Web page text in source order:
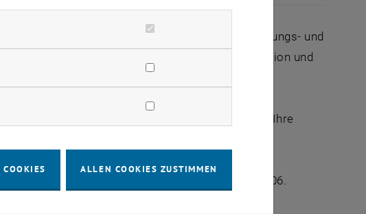
kooperative und kompetitive Forschungs- und
Forschungszusammenarbeit, für Innovation und
tutextlinks>
www.ffg.at/rp7 und stellen Sie Ihre
www.ffg.at/rp7 bis 31. Oktober 2006.
ALLEN COOKIES ZUSTIMMEN